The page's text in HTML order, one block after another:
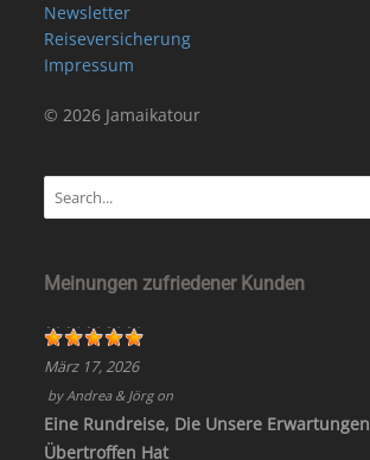
Newsletter
Reiseversicherung
Impressum
© 2026 Jamaikatour
Meinungen zufriedener Kunden
März 17, 2026
byAndrea & Jörgon
Eine Rundreise, Die Unsere Erwartungen
Übertroffen Hat